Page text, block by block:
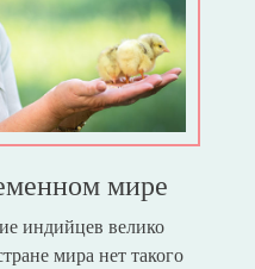
мире
индийцев велико
мира нет такого